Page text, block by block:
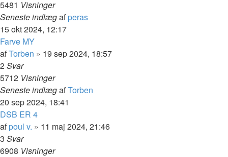
5481 Visninger
Seneste indlægafperas
15 okt 2024, 12:17
Farve MY
afTorben » 19 sep 2024, 18:57
2Svar
5712 Visninger
Seneste indlægafTorben
20 sep 2024, 18:41
DSB ER 4
afpoul v. » 11 maj 2024, 21:46
3 Svar
6908 Visninger